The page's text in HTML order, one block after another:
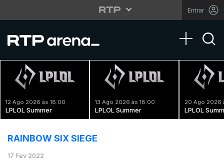
Entrar
Toggle
12 Ago 2026 às 18:00
LPLOL Summer
13 Ago 2026 às 18:00
LPLOL Summer
20 Ago 2026
LPLOL
RAINBOW SIX SIEGE
17 Fev 2022